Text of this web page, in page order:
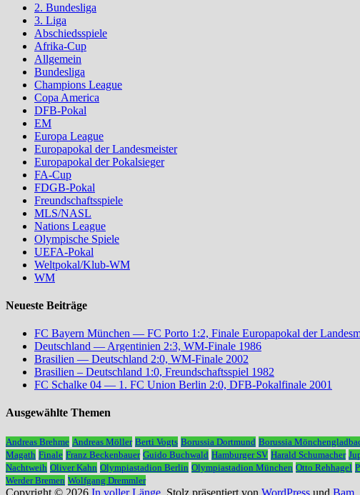
2. Bundesliga
3. Liga
Abschiedsspiele
Afrika-Cup
Allgemein
Bundesliga
Champions League
Copa America
DFB-Pokal
EM
Europa League
Europapokal der Landesmeister
Europapokal der Pokalsieger
FA-Cup
FDGB-Pokal
Freundschaftsspiele
MLS/NASL
Nations League
Olympische Spiele
UEFA-Pokal
Weltpokal/Klub-WM
WM
Neueste Beiträge
FC Bayern München — FC Porto 1:2, Finale Europapokal der
Deutschland — Argentinien 2:3, WM-Finale 1986
Brasilien — Deutschland 2:0, WM-Finale 2002
Brasilien – Deutschland 1:0, Freundschaftsspiel 1982
FC Schalke 04 — 1. FC Union Berlin 2:0, DFB-Pokalfinale 2001
Ausgewählte Themen
Andreas Brehme Andreas Möller Berti Vogts Borussia Dortmund Borussia
Magath Finale Franz Beckenbauer Guido Buchwald Hamburger SV Harald Schumacher
Nachtweih Oliver Kahn Olympiastadion Berlin Olympiastadion München Otto Rehhagel
Werder Bremen Wolfgang Dremmler
Copyright © 2026 In voller Länge . Stolz präsentiert von WordPress und Bam